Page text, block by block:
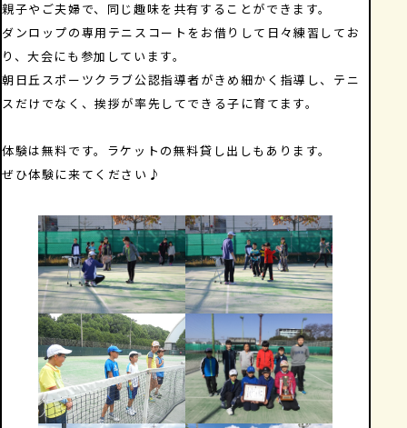
親子やご夫婦で、同じ趣味を共有することができます。
ダンロップの専用テニスコートをお借りして日々練習してお
り、大会にも参加しています。
朝日丘スポーツクラブ公認指導者がきめ細かく指導し、テニ
スだけでなく、挨拶が率先してできる子に育てます。
体験は無料です。ラケットの無料貸し出しもあります。
ぜひ体験に来てください♪